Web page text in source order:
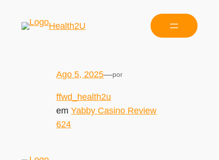
Health2U
Ago 5, 2025—por
ffwd_health2u
emYabby Casino Review
624